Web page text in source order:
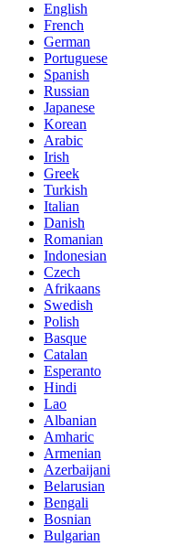
English
French
German
Portuguese
Spanish
Russian
Japanese
Korean
Arabic
Irish
Greek
Turkish
Italian
Danish
Romanian
Indonesian
Czech
Afrikaans
Swedish
Polish
Basque
Catalan
Esperanto
Hindi
Lao
Albanian
Amharic
Armenian
Azerbaijani
Belarusian
Bengali
Bosnian
Bulgarian